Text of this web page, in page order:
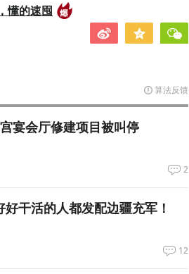
懂的速囤
算法反馈
宴会厅修建项目被叫停
2
干活的人都发配边疆充军！
12